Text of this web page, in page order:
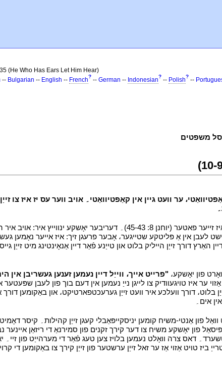
(He Who Has Ears Let Him Hear)
-- Bulgarian -- English -- French? -- German -- Indonesian? -- Polish? --
נישט יעדער יינער קענען באַקומען אַ רוחניות וואָרט۔ פילע קענען נישט הערן، ווייַל שׂטן איז זייער פאטער
לעבן אין אַ פּליטקע שטייגער، אָבער פרעגן זיך: איז אייער נאָמען
דורך זייַן הייליק בלוט און טייַנע פֿאַר דיין אַנאָינטינג מיט זייַן
פון יאָשקע، "פרייט אייך، ווייַל דיין נעמען זענען געשריבן אין
צו נעק אויס יחיד נעמען פון די בוך פון לעבן (התגלות 3: 5)؛ פּונקט אַזוי ער איז טויגעוודיק צו לייגן נייַ נעמען אין דעם
בלוט، דורך וועלכע איר וועט זייַן גערעכטפארטיקט، און באַקומען
וואַל פון אַנטי-משיח קומען יניסקייפּאַבלי קעגן זייַן קהילות۔ קיסר
פון יאָשקע משיח צו דער קירך זקנים פון סמירנאַ די ריזאַן איינער
דאס צרה וואָלט נעמען בלויז צען טעג פֿאַר די מערהייַט פון